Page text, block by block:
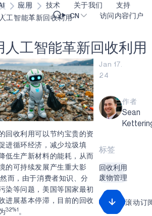
应用
医疗健康
工业边缘
智能遥控器
智能家居和楼宇
智能卡
可穿戴设备
游戏
可听戴设备
技术
blueSPOT
graphiqSPOT
neuralSPOT
secureSPOT
SPOT
turboSPOT
关于我们
博客
职业生涯
让我们共创未来
活动
投资者关系
消息
合作伙伴关系的成功亮点
为何选择 Ambiq
什么是边缘 AI？
支持
内容门户网
术语表
我们的合作
资源
常见问题
CN 访问内容门户
博客
工智能革新回收利用
人工智能革新 回 收利 用
回收利用可以节约宝贵的资
进循环经济，减少垃圾填
低生产新材料的能耗，从而
的可持续发展产生重大影
而，由于消费者知识、分
染等问题，美国等国家最初
进展基本停滞，目前的回收
32%1 。
Jan 17.
24
作者
Sean
标签
回收利用
废物管理
滚动订
OK